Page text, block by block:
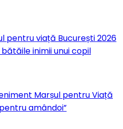
pentru viață București 2026
inimii unui copil
Marșul pentru Viață
amândoi”